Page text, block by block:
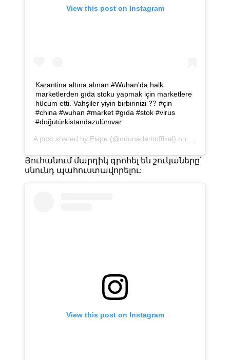
View this post on Instagram
Karantina altına alınan #Wuhan'da halk
marketlerden gıda stoku yapmak için marketlere
hücum etti. Vahşiler yiyin birbirinizi ?? #çin
#china #wuhan #market #gıda #stok #virus
#doğutürkistandazulümvar
A post shared by Eмре (@odunadamoffixal) on
Յուհանում մարդիկ գրոհել են շուկաները՝
սնունդ պահուստավորելու:
View this post on Instagram